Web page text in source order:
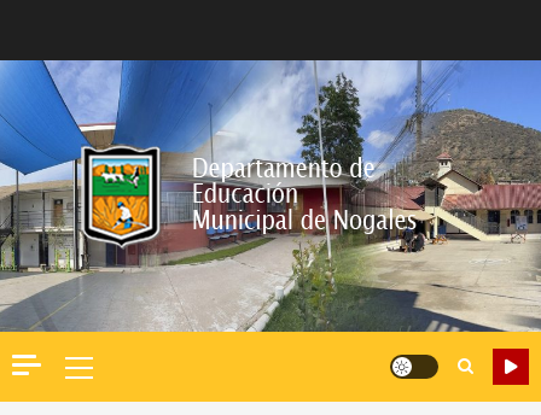
contenido
Menú
principal